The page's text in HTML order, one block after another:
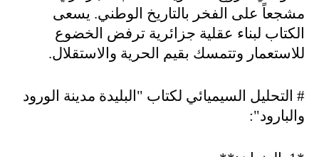
مشجعاً على الفخر بالتاريخ الوطني. يسعى
الكتاب لبناء عقلية جزائرية ترفض الخضوع
للاستعمار وتتمسك بقيم الحرية والاستقلال.
# التحليل السيميائي لكتاب "البليدة مدينة الورود
والبارود":